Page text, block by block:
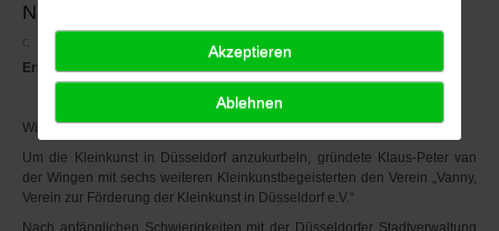
Namensfindung
Erinnerungen des Vereinsgründers Klaus-Peter van der Wingen
Wie der Name Vanny zustande kam:
Um die Kleinkunst in Düsseldorf anzukurbeln, gründete Klaus-Peter van
der Wingen mit sechs weiteren Kleinkunstbegeisterten den Verein „Vanny,
Verein zur Förderung der Kleinkunst in Düsseldorf e.V.“
Nach anfänglichen Schwierigkeiten mit der Düsseldorfer Stadtverwaltung
Akzeptieren
Ablehnen